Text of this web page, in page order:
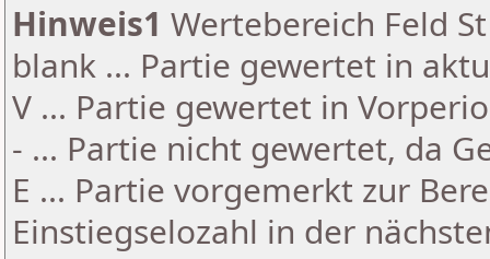
Hinweis1 Wertebereich Feld
blank ... Partie gewertet in
V ... Partie gewertet in
- ... Partie nicht gewertet, da
E ... Partie vorgemerkt zur
Einstiegselozahl in der